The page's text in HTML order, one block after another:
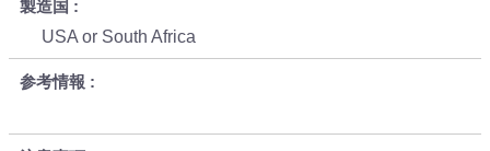
製造国
USA or South Africa
参考情報